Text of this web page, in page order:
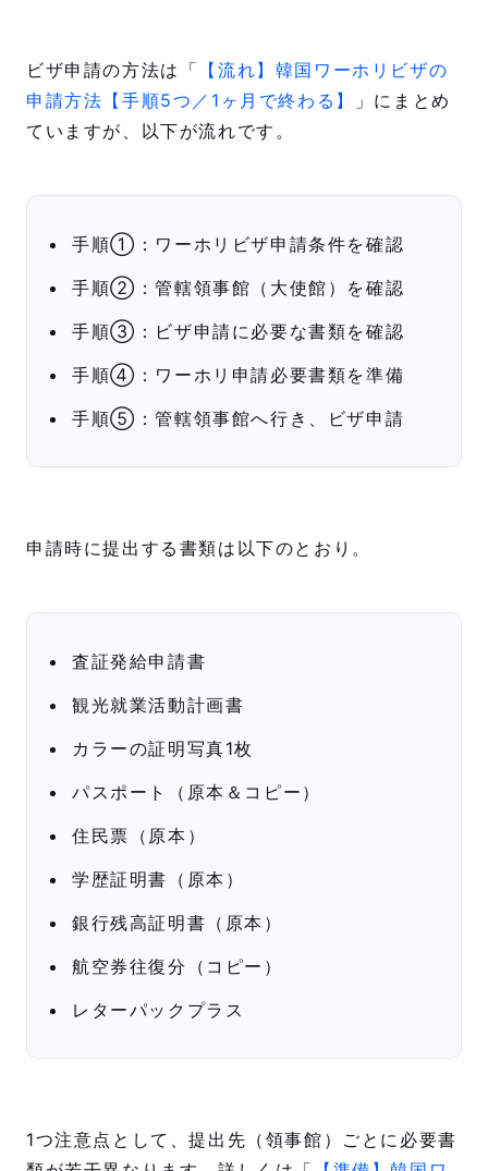
ビザ申請の方法は「 【流れ】韓国ワーホリビザの
申請方法【手順5つ／1ヶ月で終わる】
」にまとめ
ていますが、以下が流れです。
手順①：ワーホリビザ申請条件を確認
手順②：管轄領事館（大使館）を確認
手順③：ビザ申請に必要な書類を確認
手順④：ワーホリ申請必要書類を準備
手順⑤：管轄領事館へ行き、ビザ申請
申請時に提出する書類は以下のとおり。
査証発給申請書
観光就業活動計画書
カラーの証明写真1枚
パスポート（原本＆コピー）
住民票（原本）
学歴証明書（原本）
銀行残高証明書（原本）
航空券往復分（コピー）
レターパックプラス
1つ注意点として、提出先（領事館）ごとに必要書